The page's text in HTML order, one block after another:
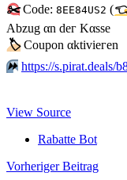
✂️Code: 8EE84US2 (
Аbzug αn dег Kαssе
🏷Сοuрοn αktiviегеn
⏩️ https://s.pirat.deals/
View Source
Rabatte Bot
Vorheriger Beitrag